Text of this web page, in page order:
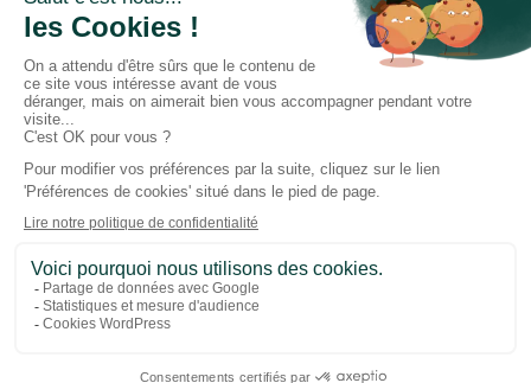
Bégénat
Niveau d’enseignement
Actualités
Politique de retour
Paiement 100% sécurisé
Suivez-nous sur les réseaux
FacebookInstagram